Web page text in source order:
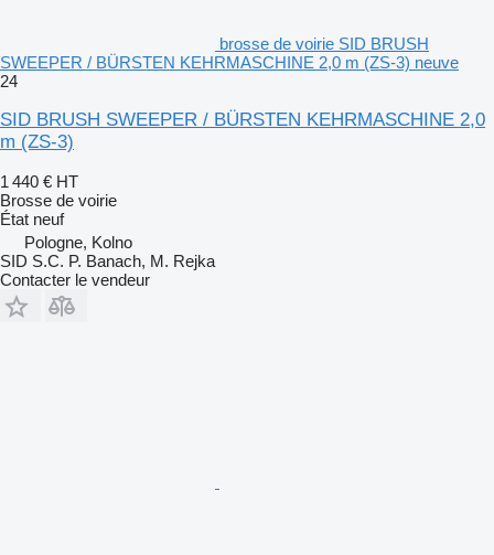
brosse de voirie SID BRUSH
SWEEPER / BÜRSTEN KEHRMASCHINE 2,0 m (ZS-3) neuve
24
SID BRUSH SWEEPER / BÜRSTEN KEHRMASCHINE 2,0
m (ZS-3)
1 440 € HT
Brosse de voirie
État neuf
Pologne, Kolno
SID S.C. P. Banach, M. Rejka
Contacter le vendeur